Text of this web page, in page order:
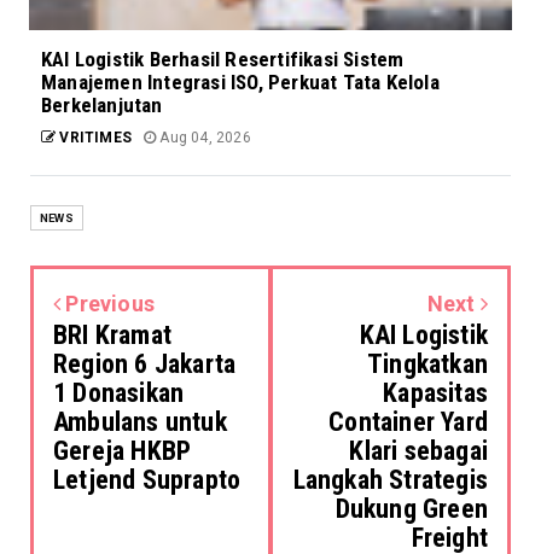
KAI Logistik Berhasil Resertifikasi Sistem
Manajemen Integrasi ISO, Perkuat Tata Kelola
Berkelanjutan
VRITIMES Aug 04, 2026
NEWS
Previous
BRI Kramat
Region 6 Jakarta
1 Donasikan
Ambulans untuk
Gereja HKBP
Letjend Suprapto
Next
KAI Logistik
Tingkatkan
Kapasitas
Container Yard
Klari sebagai
Langkah Strategis
Dukung Green
Freight